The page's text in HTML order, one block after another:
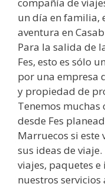
un día en familia,
aventura en
Para la salida de
Fes, esto es sólo
por una empresa
y propiedad de
Tenemos muchas
desde Fes
Marruecos si este
sus ideas de
viajes, paquetes
nuestros